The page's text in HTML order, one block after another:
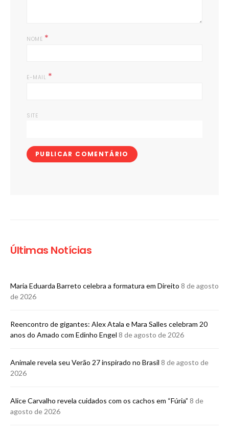
NOME *
E-MAIL *
SITE
Últimas Notícias
Maria Eduarda Barreto celebra a formatura em Direito 8 de agosto
de 2026
Reencontro de gigantes: Alex Atala e Mara Salles celebram 20
anos do Amado com Edinho Engel 8 de agosto de 2026
Animale revela seu Verão 27 inspirado no Brasil 8 de agosto de
2026
Alice Carvalho revela cuidados com os cachos em “Fúria” 8 de
agosto de 2026